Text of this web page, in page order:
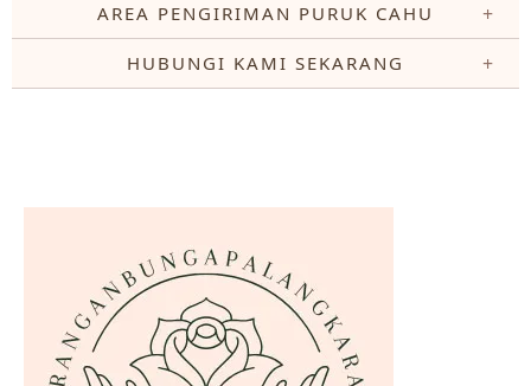
AREA PENGIRIMAN PURUK CAHU
HUBUNGI KAMI SEKARANG